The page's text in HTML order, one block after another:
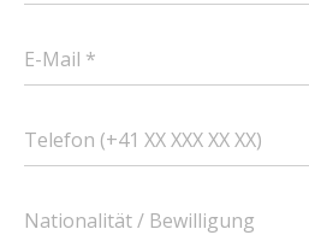
E-Mail *
Telefon (+41 XX XXX XX XX)
Nationalität / Bewilligung